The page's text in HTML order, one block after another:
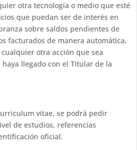
otra tecnología o medio que esté
que puedan ser de interés en
sobre saldos pendientes de
facturados de manera automática,
otra acción que sea
llegado con el Titular de la
vitae, se podrá pedir
de estudios, referencias
oficial.